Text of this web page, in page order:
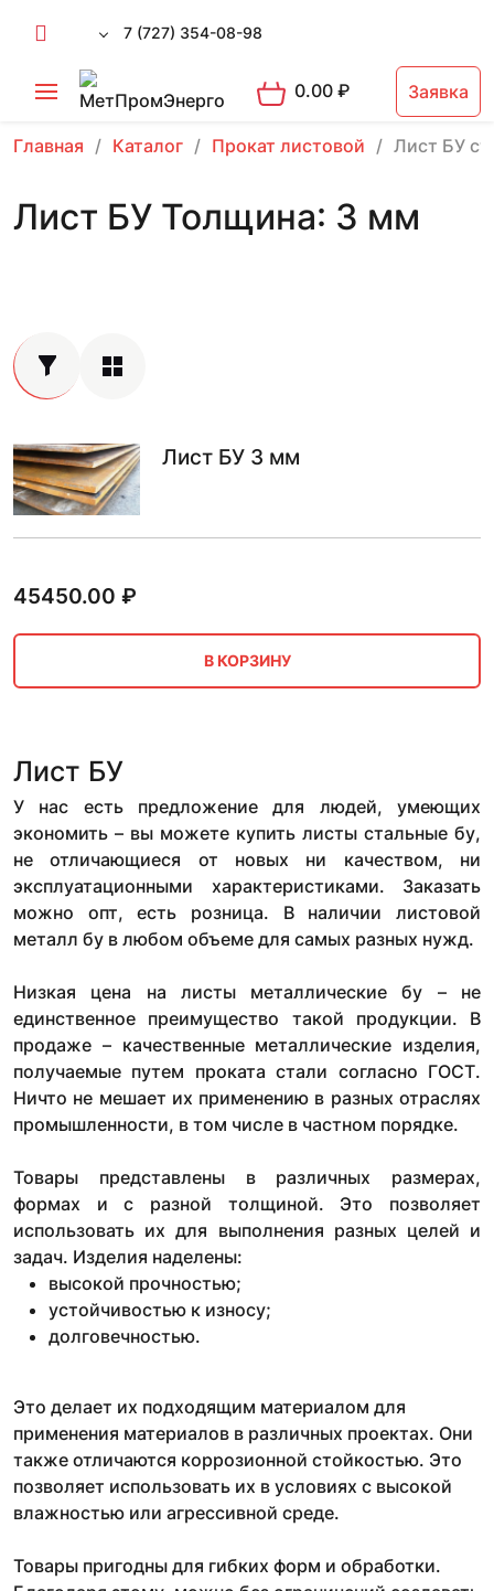
7 (727) 354-08-98
0.00₽ Заявка
Главная Каталог Прокат листовой Лист БУ
Лист БУ Толщина: 3 мм
Лист БУ 3 мм
45450.00 ₽
В КОРЗИНУ
Лист БУ
У нас есть предложение для людей, умеющих
экономить – вы можете купить листы стальные бу,
не отличающиеся от новых ни качеством, ни
эксплуатационными характеристиками. Заказать
можно опт, есть розница. В наличии листовой
металл бу в любом объеме для самых разных нужд.
Низкая цена на листы металлические бу – не
единственное преимущество такой продукции. В
продаже – качественные металлические изделия,
получаемые путем проката стали согласно ГОСТ.
Ничто не мешает их применению в разных отраслях
промышленности, в том числе в частном порядке.
Товары представлены в различных размерах,
формах и с разной толщиной. Это позволяет
использовать их для выполнения разных целей и
задач. Изделия наделены:
высокой прочностью;
устойчивостью к износу;
долговечностью.
Это делает их подходящим материалом для
применения материалов в различных проектах. Они
также отличаются коррозионной стойкостью. Это
позволяет использовать их в условиях с высокой
влажностью или агрессивной среде.
Товары пригодны для гибких форм и обработки.